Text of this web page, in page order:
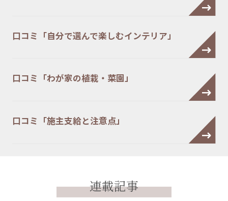
口コミ「自分で選んで楽しむインテリア」
口コミ「わが家の植栽・菜園」
口コミ「施主支給と注意点」
連載記事